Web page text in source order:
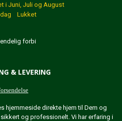
i Juni, Juli og August
Lukket
forbi
& LEVERING
hjemmeside direkte hjem til Dem og
og professionelt. Vi har erfaring i